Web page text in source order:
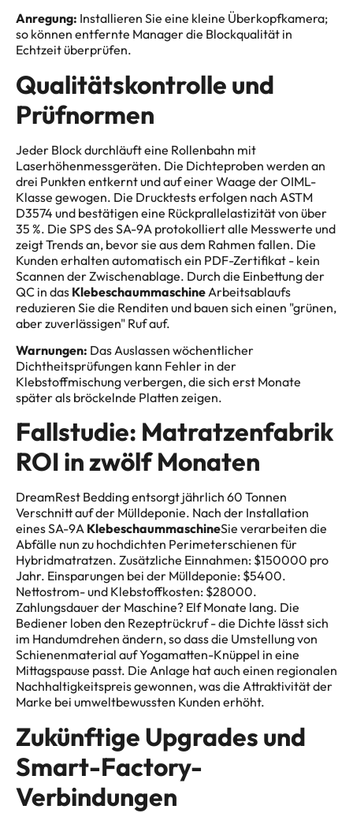
Anregung: Installieren Sie eine kleine Überkopfkamera;
so können entfernte Manager die Blockqualität in
Echtzeit überprüfen.
Qualitätskontrolle und
Prüfnormen
Jeder Block durchläuft eine Rollenbahn mit
Laserhöhenmessgeräten. Die Dichteproben werden an
drei Punkten entkernt und auf einer Waage der OIML-
Klasse gewogen. Die Drucktests erfolgen nach ASTM
D3574 und bestätigen eine Rückprallelastizität von über
35 %. Die SPS des SA-9A protokolliert alle Messwerte und
zeigt Trends an, bevor sie aus dem Rahmen fallen. Die
Kunden erhalten automatisch ein PDF-Zertifikat - kein
Scannen der Zwischenablage. Durch die Einbettung der
QC in das Klebeschaummaschine Arbeitsablaufs
reduzieren Sie die Renditen und bauen sich einen "grünen,
aber zuverlässigen" Ruf auf.
Warnungen: Das Auslassen wöchentlicher
Dichtheitsprüfungen kann Fehler in der
Klebstoffmischung verbergen, die sich erst Monate
später als bröckelnde Platten zeigen.
Fallstudie: Matratzenfabrik
ROI in zwölf Monaten
DreamRest Bedding entsorgt jährlich 60 Tonnen
Verschnitt auf der Mülldeponie. Nach der Installation
eines SA-9A KlebeschaummaschineSie verarbeiten die
Abfälle nun zu hochdichten Perimeterschienen für
Hybridmatratzen. Zusätzliche Einnahmen: $150000 pro
Jahr. Einsparungen bei der Mülldeponie: $5400.
Nettostrom- und Klebstoffkosten: $28000.
Zahlungsdauer der Maschine? Elf Monate lang. Die
Bediener loben den Rezeptrückruf - die Dichte lässt sich
im Handumdrehen ändern, so dass die Umstellung von
Schienenmaterial auf Yogamatten-Knüppel in eine
Mittagspause passt. Die Anlage hat auch einen regionalen
Nachhaltigkeitspreis gewonnen, was die Attraktivität der
Marke bei umweltbewussten Kunden erhöht.
Zukünftige Upgrades und
Smart-Factory-
Verbindungen